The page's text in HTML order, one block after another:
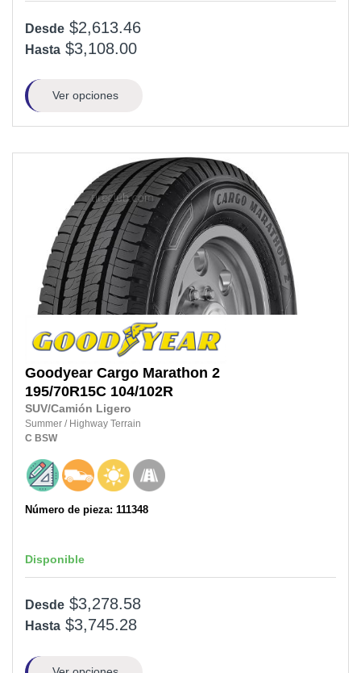
Desde $2,613.46
Hasta $3,108.00
Ver opciones
Goodyear Cargo Marathon 2
195/70R15C 104/102R
SUV/Camión Ligero
Summer / Highway Terrain
C BSW
Número de pieza: 111348
Disponible
Desde $3,278.58
Hasta $3,745.28